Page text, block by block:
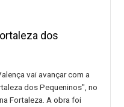
dos
vai avançar com a
dos Pequeninos", no
Fortaleza. A obra foi